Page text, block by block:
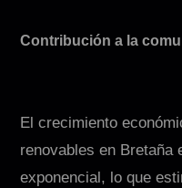
Contribución a la
El crecimiento
renovables en Bretaña
exponencial, lo que